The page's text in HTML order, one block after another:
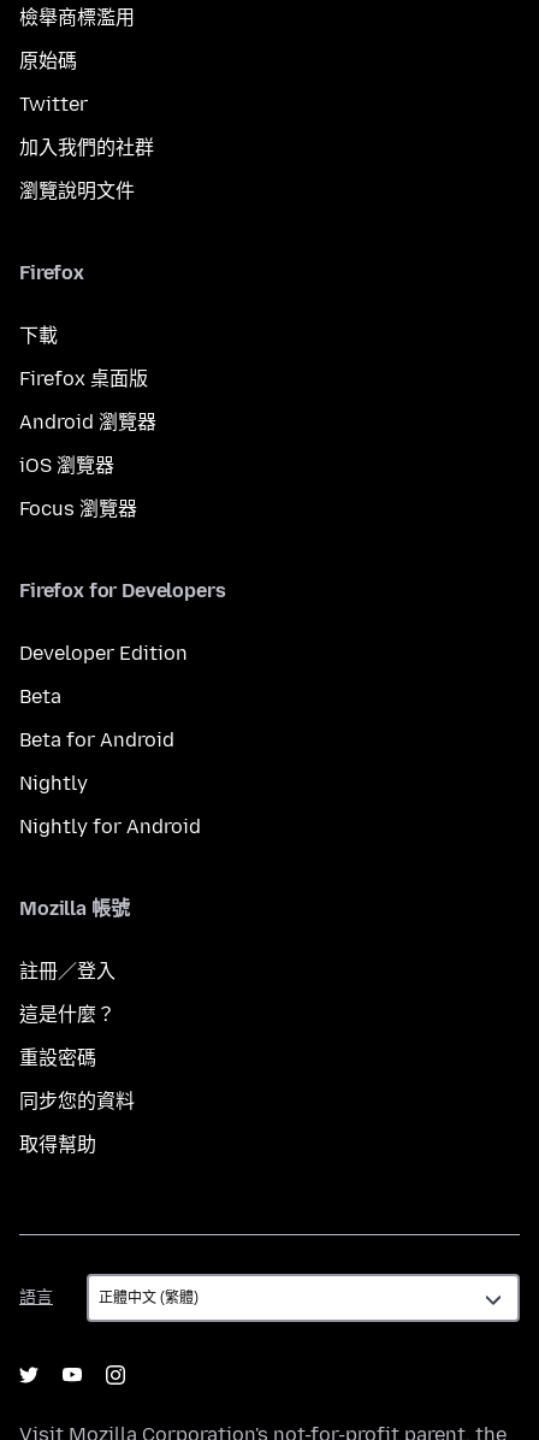
檢舉商標濫用
原始碼
Twitter
加入我們的社群
瀏覽說明文件
Firefox
下載
Firefox 桌面版
Android 瀏覽器
iOS 瀏覽器
Focus 瀏覽器
Firefox for Developers
Developer Edition
Beta
Beta for Android
Nightly
Nightly for Android
Mozilla 帳號
註冊／登入
這是什麼？
重設密碼
同步您的資料
取得幫助
語言
語
言
Visit Mozilla Corporation's not-for-profit parent, the